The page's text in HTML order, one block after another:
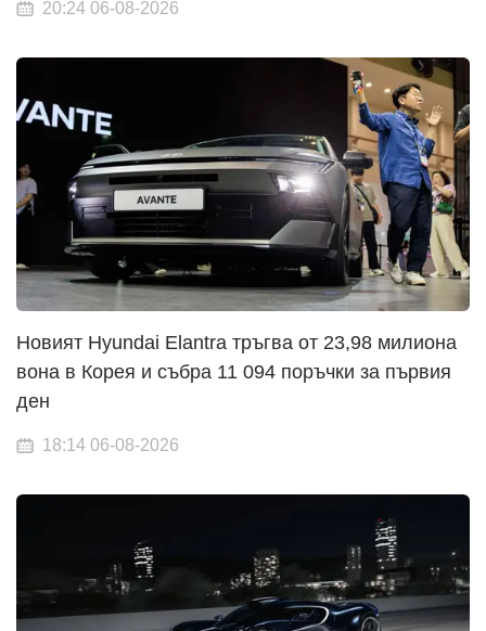
20:24 06-08-2026
Новият Hyundai Elantra тръгва от 23,98 милиона
вона в Корея и събра 11 094 поръчки за първия
ден
18:14 06-08-2026